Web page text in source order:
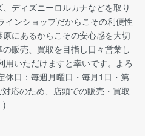
ディズニーロルカナなどを取り
インショップだからこその利便性
にあるからこその安心感を大切
販売、買取を目指し日々営業し
用いただけますと幸いです。よろ
休日：毎週月曜日・毎月1日・第
応のため、店頭での販売・買取
)